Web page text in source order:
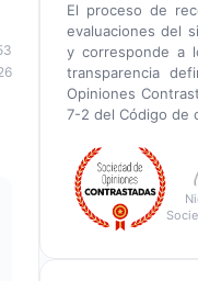
El proceso de
evaluaciones del
y corresponde a
transparencia
Opiniones
7-2 del Código de